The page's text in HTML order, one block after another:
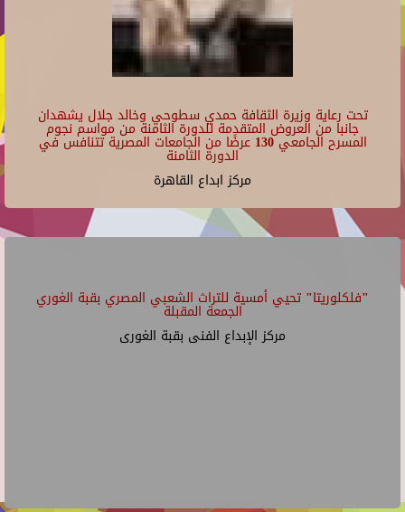
تحت رعاية وزيرة الثقافة حمدي سطوحي وخالد جلال يشهدان
جانبا من العروض المتقدمة للدورة الثامنة من مواسم نجوم
المسرح الجامعي 130 عرضًا من الجامعات المصرية تتنافس في
الدورة الثامنة
مركز ابداع القاهرة
"فلكلوريتا" تحيي أمسية للتراث الشعبي المصري بقبة الغوري
الجمعة المقبلة
مركز الإبداع الفنى بقبة الغورى